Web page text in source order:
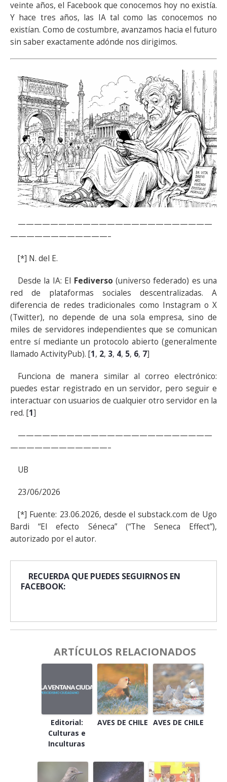
veinte años, el Facebook que conocemos hoy no existía.
Y hace tres años, las IA tal como las conocemos no
existían. Como de costumbre, avanzamos hacia el futuro
sin saber exactamente adónde nos dirigimos.
————————————————————————
————————————–
[*] N. del E.
Desde la IA: El Fediverso (universo federado) es una
red de plataformas sociales descentralizadas. A
diferencia de redes tradicionales como Instagram o X
(Twitter), no depende de una sola empresa, sino de
miles de servidores independientes que se comunican
entre sí mediante un protocolo abierto (generalmente
llamado ActivityPub). [1, 2, 3, 4, 5, 6, 7]
Funciona de manera similar al correo electrónico:
puedes estar registrado en un servidor, pero seguir e
interactuar con usuarios de cualquier otro servidor en la
red. [1]
————————————————————————
————————————–
UB
23/06/2026
[*] Fuente: 23.06.2026, desde el substack.com de Ugo
Bardi “El efecto Séneca” (“The Seneca Effect”),
autorizado por el autor.
RECUERDA QUE PUEDES SEGUIRNOS EN
FACEBOOK:
ARTÍCULOS RELACIONADOS
Editorial:
Culturas e
Inculturas
AVES DE CHILE AVES DE CHILE